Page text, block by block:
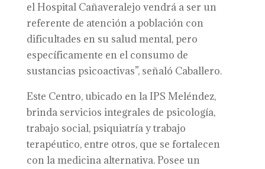
el Hospital Cañaveralejo vendrá a ser un
referente de atención a población con
dificultades en su salud mental, pero
específicamente en el consumo de
sustancias psicoactivas”, señaló Caballero.
Este Centro, ubicado en la IPS Meléndez,
brinda servicios integrales de psicología,
trabajo social, psiquiatría y trabajo
terapéutico, entre otros, que se fortalecen
con la medicina alternativa. Posee un